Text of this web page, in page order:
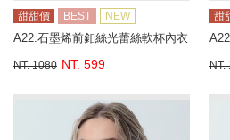
甜甜價 BEST NEW
A22.石墨烯前釦絲光蕾絲軟杯內衣
NT. 1080 NT. 599
甜
NT.